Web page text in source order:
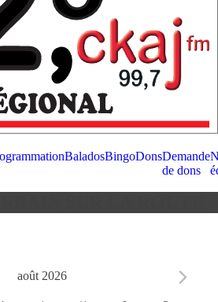
BaladosBingoDonsDemande
de dons
août 2026